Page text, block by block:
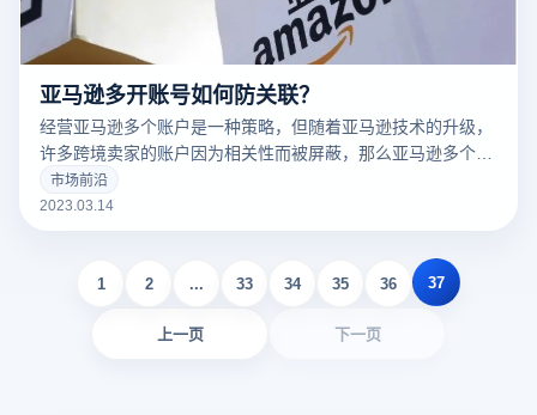
亚马逊多开账号如何防关联？
经营亚马逊多个账户是一种策略，但随着亚马逊技术的升级，
许多跨境卖家的账户因为相关性而被屏蔽，那么亚马逊多个账
户和多个商店的卖家如何防止相关性呢？有什么好的防关联方
法？
市场前沿
2023.03.14
上一页
1 2 ... 33 34 35 36 37
下一页